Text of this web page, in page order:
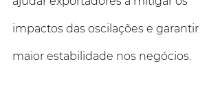
impactos das oscilações e garantir
maior estabilidade nos negócios.